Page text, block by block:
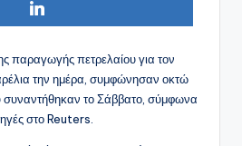
παραγωγής πετρελαίου για τον
την ημέρα, συμφώνησαν οκτώ
το Σάββατο, σύμφωνα
στο Reuters.